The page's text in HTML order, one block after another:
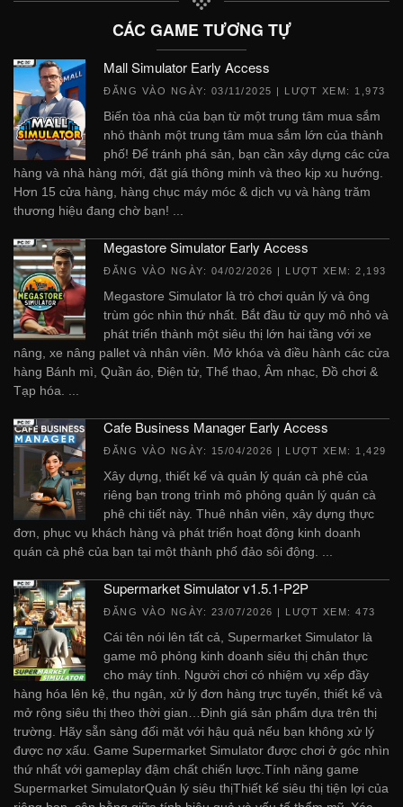
CÁC GAME TƯƠNG TỰ
Mall Simulator Early Access
ĐĂNG VÀO NGÀY: 03/11/2025 | LƯỢT XEM: 1,973
Biến tòa nhà của bạn từ một trung tâm mua sắm
nhỏ thành một trung tâm mua sắm lớn của thành
phố! Để tránh phá sản, bạn cần xây dựng các cửa
hàng và nhà hàng mới, đặt giá thông minh và theo kịp xu hướng.
Hơn 15 cửa hàng, hàng chục máy móc & dịch vụ và hàng trăm
thương hiệu đang chờ bạn! ...
Megastore Simulator Early Access
ĐĂNG VÀO NGÀY: 04/02/2026 | LƯỢT XEM: 2,193
Megastore Simulator là trò chơi quản lý và ông
trùm góc nhìn thứ nhất. Bắt đầu từ quy mô nhỏ và
phát triển thành một siêu thị lớn hai tầng với xe
nâng, xe nâng pallet và nhân viên. Mở khóa và điều hành các cửa
hàng Bánh mì, Quần áo, Điện tử, Thể thao, Âm nhạc, Đồ chơi &
Tạp hóa. ...
Cafe Business Manager Early Access
ĐĂNG VÀO NGÀY: 15/04/2026 | LƯỢT XEM: 1,429
Xây dựng, thiết kế và quản lý quán cà phê của
riêng bạn trong trình mô phỏng quản lý quán cà
phê chi tiết này. Thuê nhân viên, xây dựng thực
đơn, phục vụ khách hàng và phát triển hoạt động kinh doanh
quán cà phê của bạn tại một thành phố đảo sôi động. ...
Supermarket Simulator v1.5.1-P2P
ĐĂNG VÀO NGÀY: 23/07/2026 | LƯỢT XEM: 473
Cái tên nói lên tất cả, Supermarket Simulator là
game mô phỏng kinh doanh siêu thị chân thực
cho máy tính. Người chơi có nhiệm vụ xếp đầy
hàng hóa lên kệ, thu ngân, xử lý đơn hàng trực tuyến, thiết kế và
mở rộng siêu thị theo thời gian…Định giá sản phẩm dựa trên thị
trường. Hãy sẵn sàng đối mặt với hậu quả nếu bạn không xử lý
được nợ xấu. Game Supermarket Simulator được chơi ở góc nhìn
thứ nhất với gameplay đậm chất chiến lược.Tính năng game
Supermarket SimulatorQuản lý siêu thịThiết kế siêu thị tiện lợi của